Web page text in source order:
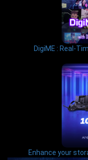
DigiME : Real-
Enhance your